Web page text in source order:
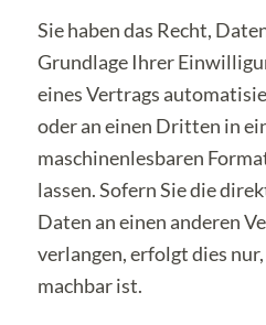
Sie haben das Recht,
Grundlage Ihrer
eines Vertrags
oder an einen Dritten in
maschinenlesbaren
lassen. Sofern Sie die
Daten an einen anderen
verlangen, erfolgt dies
machbar ist.